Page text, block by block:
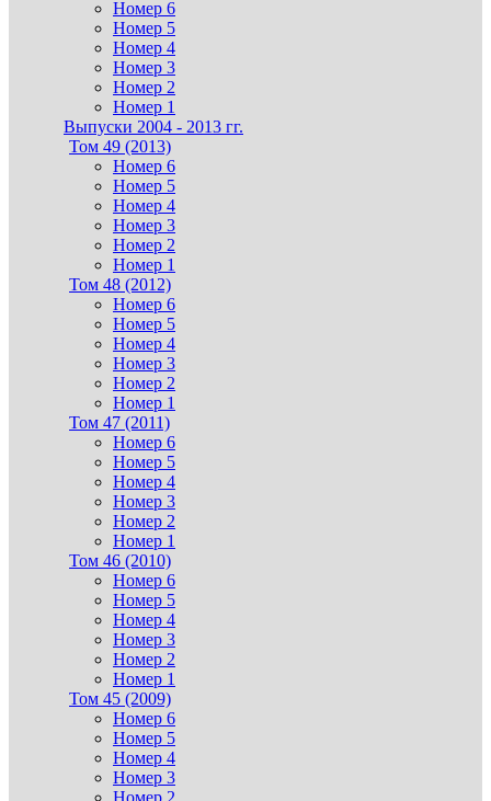
Номер 6
Номер 5
Номер 4
Номер 3
Номер 2
Номер 1
Выпуски 2004 - 2013 гг.
Том 49 (2013)
Номер 6
Номер 5
Номер 4
Номер 3
Номер 2
Номер 1
Том 48 (2012)
Номер 6
Номер 5
Номер 4
Номер 3
Номер 2
Номер 1
Том 47 (2011)
Номер 6
Номер 5
Номер 4
Номер 3
Номер 2
Номер 1
Том 46 (2010)
Номер 6
Номер 5
Номер 4
Номер 3
Номер 2
Номер 1
Том 45 (2009)
Номер 6
Номер 5
Номер 4
Номер 3
Номер 2